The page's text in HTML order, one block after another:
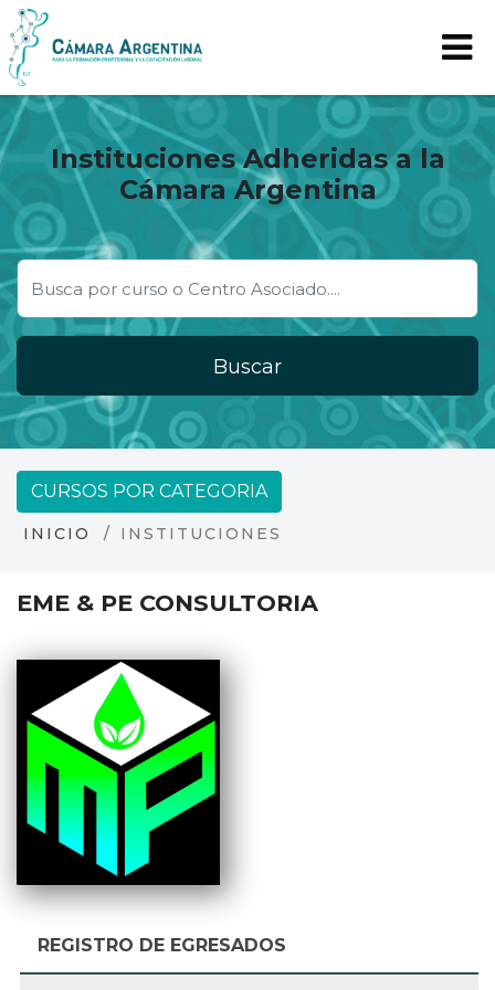
Instituciones Adheridas a la
Cámara Argentina
Buscar
CURSOS POR CATEGORIA
INICIO INSTITUCIONES
EME & PE CONSULTORIA
REGISTRO DE EGRESADOS